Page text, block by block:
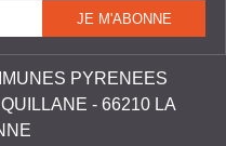
PYRENEES
- 66210 LA